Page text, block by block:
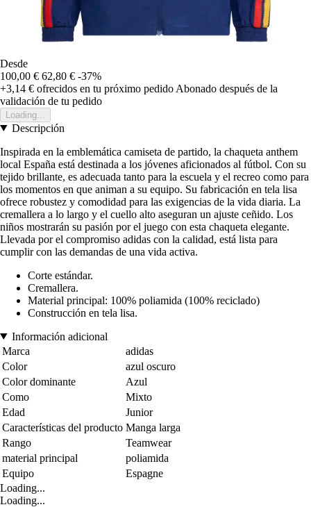
Desde
100,00 € 62,80 € -37%
+3,14 € ofrecidos en tu próximo pedido Abonado después de la
validación de tu pedido
Loading...
Descripción
Inspirada en la emblemática camiseta de partido, la chaqueta anthem
local España está destinada a los jóvenes aficionados al fútbol. Con su
tejido brillante, es adecuada tanto para la escuela y el recreo como para
los momentos en que animan a su equipo. Su fabricación en tela lisa
ofrece robustez y comodidad para las exigencias de la vida diaria. La
cremallera a lo largo y el cuello alto aseguran un ajuste ceñido. Los
niños mostrarán su pasión por el juego con esta chaqueta elegante.
Llevada por el compromiso adidas con la calidad, está lista para
cumplir con las demandas de una vida activa.
Corte estándar.
Cremallera.
Material principal: 100% poliamida (100% reciclado)
Construcción en tela lisa.
Información adicional
Marca
adidas
Color
azul oscuro
Color dominante
Azul
Como
Mixto
Edad
Junior
Características del producto Manga larga
Rango
Teamwear
material principal
poliamida
Equipo
Espagne
Loading...
Loading...